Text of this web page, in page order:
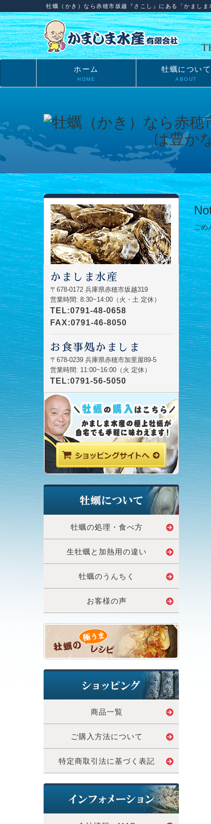
牡蠣（かき）なら赤穂市坂越『さこし』にある「かましま
ホーム
HOME
牡蠣について
ABOUT
ごめ
かましま水産
〒678-0172 兵庫県赤穂市坂越319
営業時間: 8:30~14:00（火・土 定休）
TEL:0791-48-0658
FAX:0791-46-8050
お食事処かましま
〒678-0239 兵庫県赤穂市加里屋89-5
営業時間: 11:00~16:00（火 定休）
TEL:0791-56-5050
牡蠣の処理・食べ方
生牡蠣と加熱用の違い
牡蠣のうんちく
お客様の声
商品一覧
ご購入方法について
特定商取引法に基づく表記